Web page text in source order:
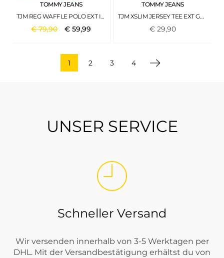
TOMMY JEANS
TJM REG WAFFLE POLO EXT ICE GREY HEATHER
€79,90 €59,99
TOMMY JEANS
TJM XSLIM JERSEY TEE EXT GENTLE GOLD
€29,90
1 2 3 4
UNSER SERVICE
Schneller Versand
Wir versenden innerhalb von 3-5 Werktagen per
DHL. Mit der Versandbestätigung erhältst du von